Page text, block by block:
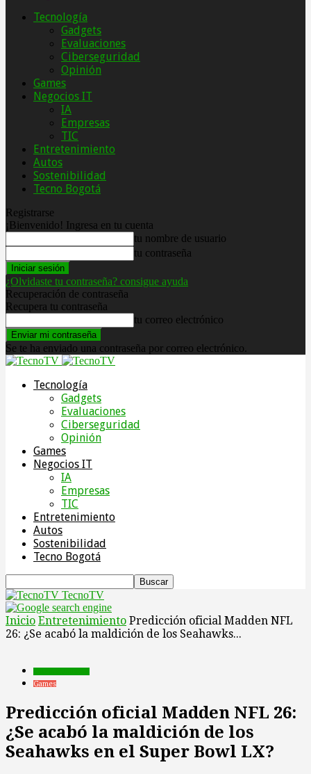
Tecnología
Gadgets
Evaluaciones
Ciberseguridad
Opinión
Games
Negocios IT
IA
Empresas
TIC
Entretenimiento
Autos
Sostenibilidad
Tecno Bogotá
Registrarse
¡Bienvenido! Ingresa en tu cuenta
tu nombre de usuario
tu contraseña
¿Olvidaste tu contraseña? consigue ayuda
Recuperación de contraseña
Recupera tu contraseña
tu correo electrónico
Se te ha enviado una contraseña por correo electrónico.
Tecnología
Gadgets
Evaluaciones
Ciberseguridad
Opinión
Games
Negocios IT
IA
Empresas
TIC
Entretenimiento
Autos
Sostenibilidad
Tecno Bogotá
TecnoTV
Inicio Entretenimiento Predicción oficial Madden NFL
26: ¿Se acabó la maldición de los Seahawks...
Games
Predicción oficial Madden NFL 26:
¿Se acabó la maldición de los
Seahawks en el Super Bowl LX?